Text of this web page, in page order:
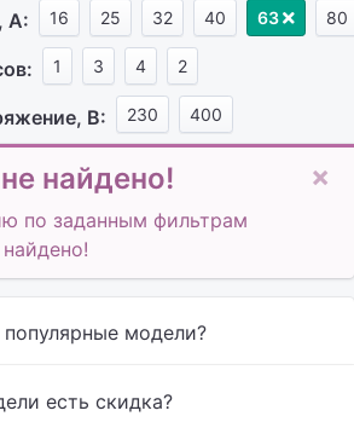
А: 16 25 32 40 63 80
1 3 4 2
В: 230 400
×
найдено!
по заданным фильтрам
модели?
есть скидка?